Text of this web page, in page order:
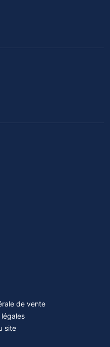
de vente
site